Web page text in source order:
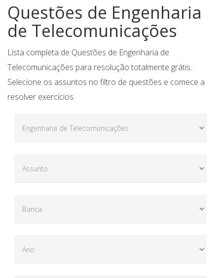
Questões de Engenharia
de Telecomunicações
Lista completa de Questões de Engenharia de
Telecomunicações para resolução totalmente grátis.
Selecione os assuntos no filtro de questões e comece a
resolver exercícios.